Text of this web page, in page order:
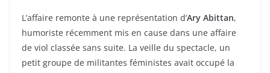
L’affaire remonte à une représentation d’Ary Abittan,
humoriste récemment mis en cause dans une affaire
de viol classée sans suite. La veille du spectacle, un
petit groupe de militantes féministes avait occupé la